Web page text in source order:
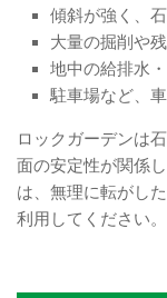
傾斜が強く、
大量の掘削や
地中の給排水
駐車場など、
ロックガーデンは
面の安定性が関係
は、無理に転がし
利用してください。